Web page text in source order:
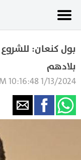
بول كنعان: للشروع
بلادهم
1/13/2024 10:16:48 AM